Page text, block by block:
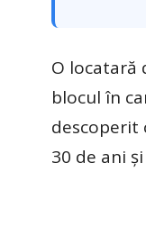
O locatară
blocul în
descoperit
30 de ani